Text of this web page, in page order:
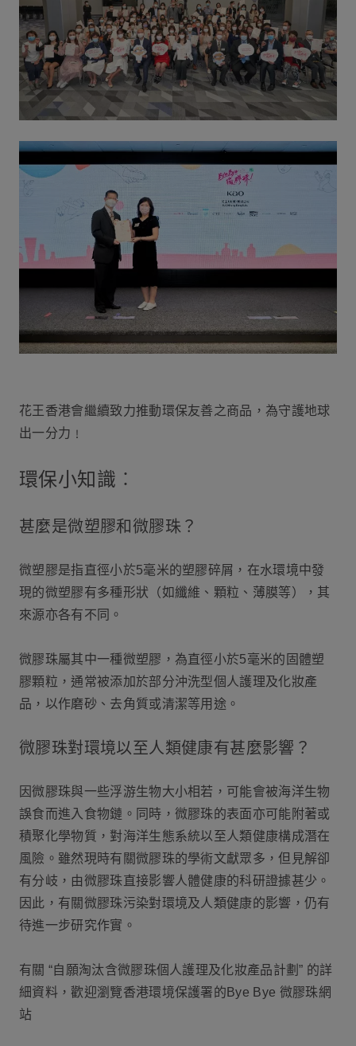
花王香港會繼續致力推動環保友善之商品，為守護地球
出一分力﹗
環保小知識︰
甚麼是微塑膠和微膠珠？
微塑膠是指直徑小於5毫米的塑膠碎屑，在水環境中發
現的微塑膠有多種形狀（如纖維、顆粒、薄膜等），其
來源亦各有不同。
微膠珠屬其中一種微塑膠，為直徑小於5毫米的固體塑
膠顆粒，通常被添加於部分沖洗型個人護理及化妝產
品，以作磨砂、去角質或清潔等用途。
微膠珠對環境以至人類健康有甚麼影響？
因微膠珠與一些浮游生物大小相若，可能會被海洋生物
誤食而進入食物鏈。同時，微膠珠的表面亦可能附著或
積聚化學物質，對海洋生態系統以至人類健康構成潛在
風險。雖然現時有關微膠珠的學術文獻眾多，但見解卻
有分岐，由微膠珠直接影響人體健康的科研證據甚少。
因此，有關微膠珠污染對環境及人類健康的影響，仍有
待進一步研究作實。
有關 “自願淘汰含微膠珠個人護理及化妝產品計劃” 的詳
細資料，歡迎瀏覽香港環境保護署的Bye Bye 微膠珠網
站